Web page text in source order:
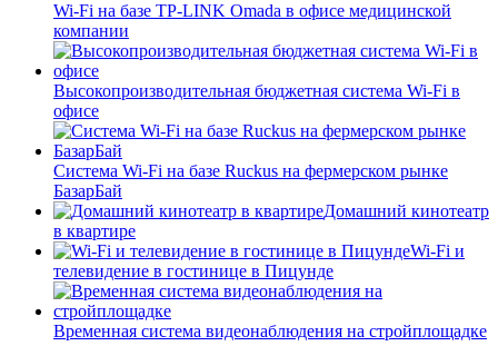
Wi-Fi на базе TP-LINK Omada в офисе медицинской
компании
Высокопроизводительная бюджетная система Wi-Fi в
офисе
Система Wi-Fi на базе Ruckus на фермерском рынке
БазарБай
Домашний кинотеатр
в квартире
Wi-Fi и
телевидение в гостинице в Пицунде
Временная система видеонаблюдения на стройплощадке